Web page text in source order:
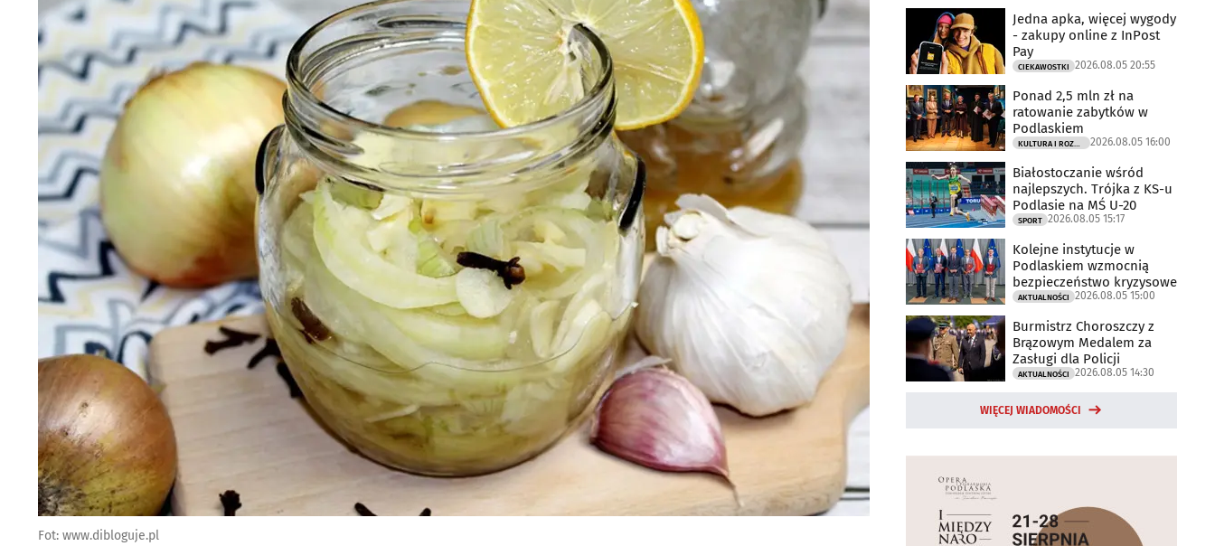
Fot: www.dibloguje.pl
Jedna apka, więcej wygody
- zakupy online z InPost
Pay
CIEKAWOSTKI 2026.08.05 20:55
Ponad 2,5 mln zł na
ratowanie zabytków w
Podlaskiem
2026.08.05 16:00
Białostoczanie wśród
najlepszych. Trójka z KS-u
Podlasie na MŚ U-20
SPORT 2026.08.05 15:17
Kolejne instytucje w
Podlaskiem wzmocnią
bezpieczeństwo kryzysowe
AKTUALNOŚCI 2026.08.05 15:00
Burmistrz Choroszczy z
Brązowym Medalem za
Zasługi dla Policji
AKTUALNOŚCI 2026.08.05 14:30
WIĘCEJ WIADOMOŚCI